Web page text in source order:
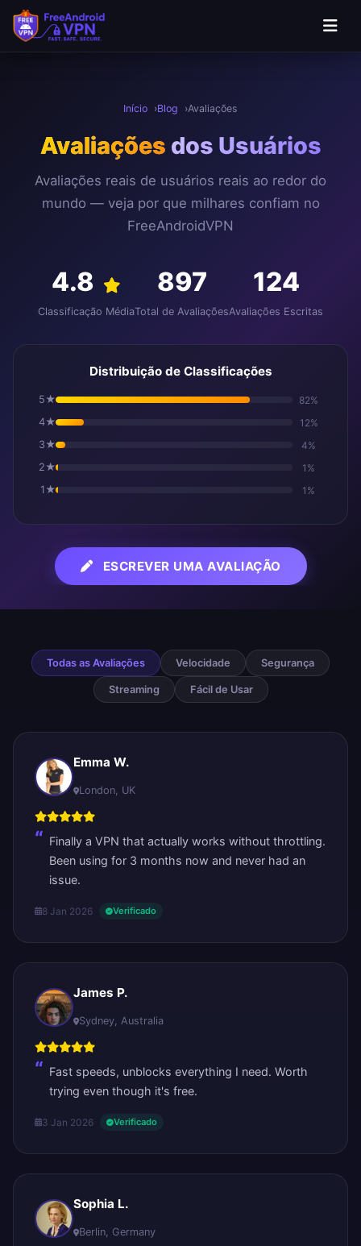
Pular para o conteúdo principal
Início Blog Avaliações
Avaliações dos Usuários
Avaliações reais de usuários reais ao redor do
mundo — veja por que milhares confiam no
FreeAndroidVPN
4.8
Classificação Média
897
Total de Avaliações
124
Avaliações Escritas
Distribuição de Classificações
5★
82%
4★
12%
3★
4%
2★
1%
1★
1%
ESCREVER UMA AVALIAÇÃO
Avaliações dos Usuários
Todas as Avaliações Velocidade Segurança
Streaming Fácil de Usar
Emma W.
London, UK
Finally a VPN that actually works without throttling.
Been using for 3 months now and never had an
issue.
8 Jan 2026 Verificado
James P.
Sydney, Australia
Fast speeds, unblocks everything I need. Worth
trying even though it's free.
3 Jan 2026 Verificado
Sophia L.
Berlin, Germany